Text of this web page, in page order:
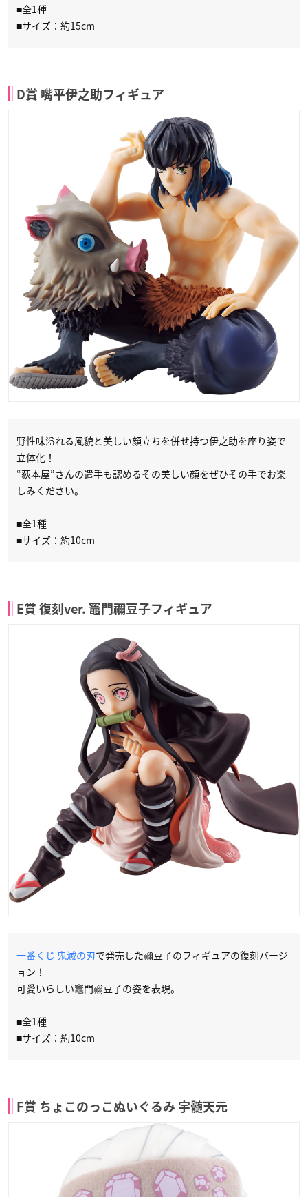
■全1種
■サイズ：約15cm
D賞 嘴平伊之助フィギュア
野性味溢れる風貌と美しい顔立ちを併せ持つ伊之助を座り姿で
立体化！
“荻本屋”さんの遣手も認めるその美しい顔をぜひその手でお楽
しみください。
■全1種
■サイズ：約10cm
E賞 復刻ver. 竈門禰豆子フィギュア
一番くじ 鬼滅の刃で発売した禰豆子のフィギュアの復刻バージ
ョン！
可愛いらしい竈門禰豆子の姿を表現。
■全1種
■サイズ：約10cm
F賞 ちょこのっこぬいぐるみ 宇髄天元